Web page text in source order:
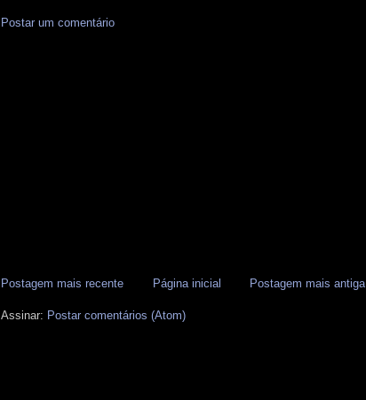
Postar um comentário
Postagem mais recente Postagem mais antiga
Página inicial
Assinar: Postar comentários (Atom)